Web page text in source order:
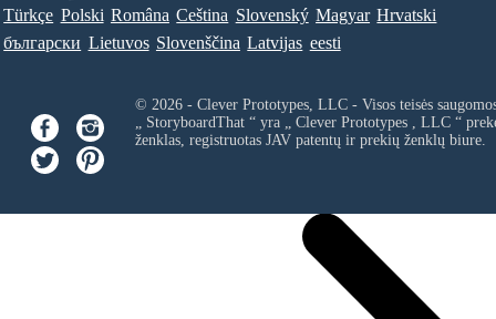
Türkçe Polski Româna Ceština Slovenský Magyar Hrvatski
български Lietuvos Slovenščina Latvijas eesti
© 2026 - Clever Prototypes, LLC - Visos teisės
„ StoryboardThat “ yra „ Clever Prototypes , LLC“
ženklas, registruotas JAV patentų ir prekių ženklų biure.